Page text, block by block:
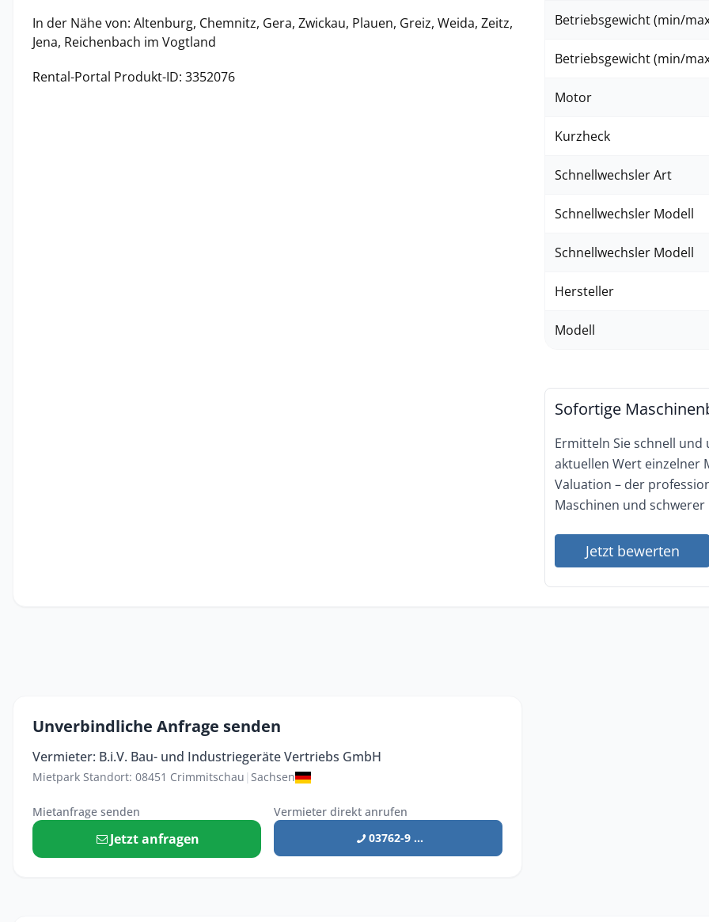
In der Nähe von: Altenburg, Chemnitz, Gera, Zwickau, Plauen, Greiz, Weida, Zeitz,
Jena, Reichenbach im Vogtland
Rental-Portal Produkt-ID: 3352076
Betriebsgewicht (min/
Betriebsgewicht (min/
Motor
Kurzheck
Schnellwechsler Art
Schnellwechsler Modell
Schnellwechsler Modell
Hersteller
Modell
Sofortige
Ermitteln Sie schnell
aktuellen Wert einzelner
Valuation – der
Maschinen und schwerer
Jetzt bewerten
Unverbindliche Anfrage senden
Vermieter: B.i.V. Bau- und Industriegeräte Vertriebs GmbH
Mietpark Standort: 08451 Crimmitschau | Sachsen
Mietanfrage senden
Jetzt anfragen
Vermieter direkt anrufen
03762-9 ...